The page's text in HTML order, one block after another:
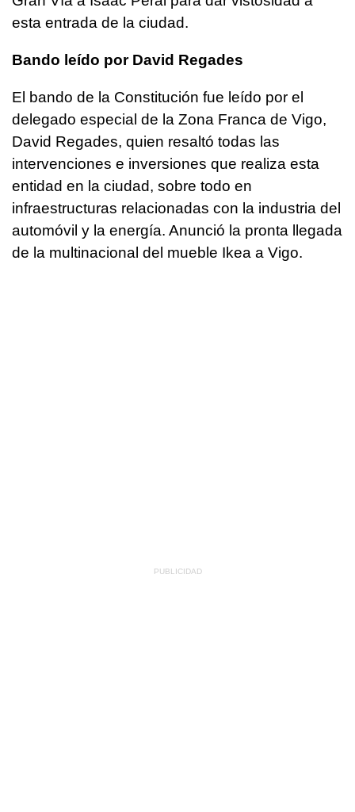
esta entrada de la ciudad.
Bando leído por David Regades
El bando de la Constitución fue leído por el
delegado especial de la Zona Franca de Vigo,
David Regades, quien resaltó todas las
intervenciones e inversiones que realiza esta
entidad en la ciudad, sobre todo en
infraestructuras relacionadas con la industria del
automóvil y la energía. Anunció la pronta llegada
de la multinacional del mueble Ikea a Vigo.